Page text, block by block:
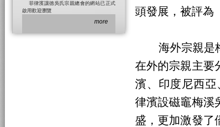
頭發展，被評為
海外宗親是梅
在外的宗親主要
濱、印度尼西
律濱設磁竈梅溪
盛，更加激發了
菲律濱讓德吳氏宗親總會的網站已正式
啟用歡迎瀏覽
more